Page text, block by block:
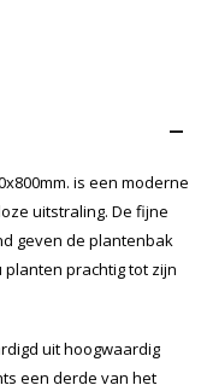
–
is een moderne
uitstraling. De fijne
geven de plantenbak
prachtig tot zijn
uit hoogwaardig
een derde van het